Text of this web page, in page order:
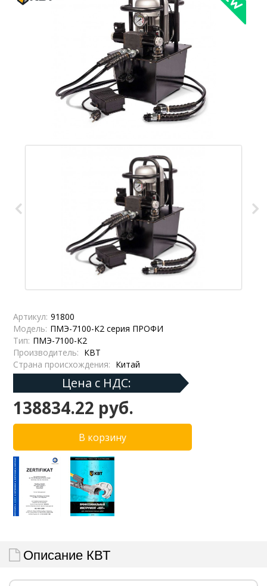
Артикул: 91800
Модель: ПМЭ-7100-К2 серия ПРОФИ
Тип: ПМЭ-7100-К2
Производитель: КВТ
Страна происхождения: Китай
Цена с НДС:
138834.22 руб.
Описание КВТ